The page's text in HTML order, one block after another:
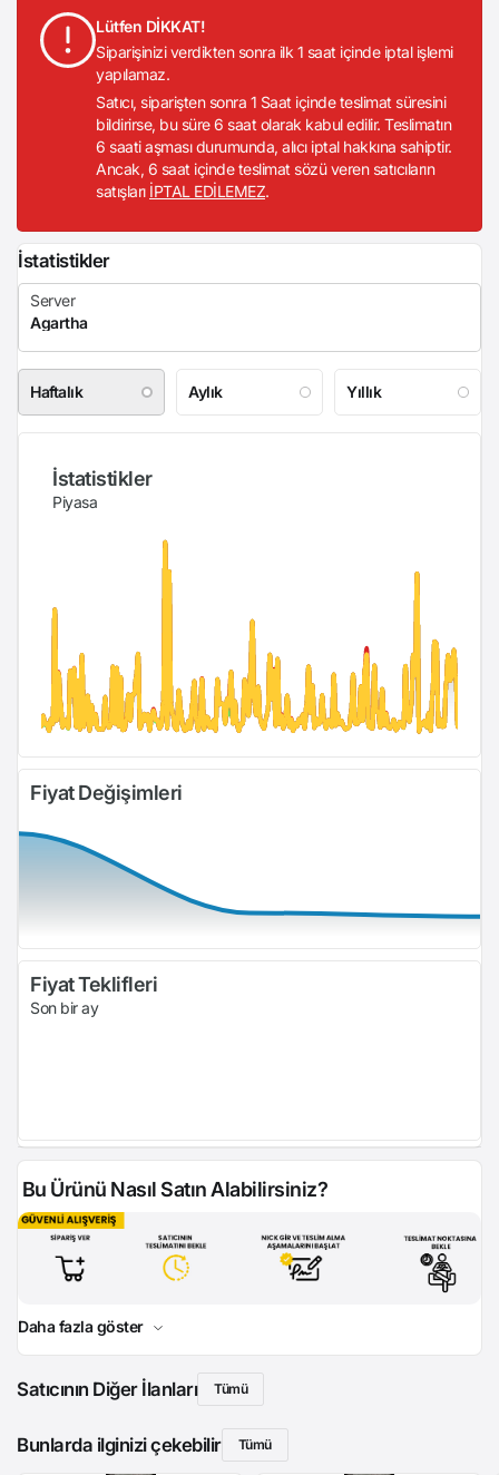
Lütfen DİKKAT!
Siparişinizi verdikten sonra ilk 1 saat içinde iptal işlemi
yapılamaz.
Satıcı, siparişten sonra 1 Saat içinde teslimat süresini
bildirirse, bu süre 6 saat olarak kabul edilir. Teslimatın
6 saati aşması durumunda, alıcı iptal hakkına sahiptir.
Ancak, 6 saat içinde teslimat sözü veren satıcıların
satışları İPTAL EDİLEMEZ.
İstatistikler
Haftalık Aylık Yıllık
İstatistikler
Piyasa
Fiyat Değişimleri
Fiyat Teklifleri
Son bir ay
Bu Ürünü Nasıl Satın Alabilirsiniz?
Daha fazla göster
Satıcının Diğer İlanları Tümü
Bunlarda ilginizi çekebilir Tümü